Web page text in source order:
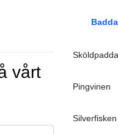
vårt
Pingvinen
Silverfisken